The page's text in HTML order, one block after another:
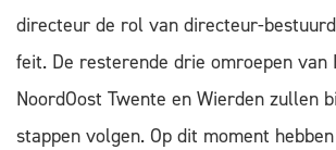
directeur de rol van directeur-
feit. De resterende drie omroepen van
NoordOost Twente en Wierden zullen
stappen volgen. Op dit moment